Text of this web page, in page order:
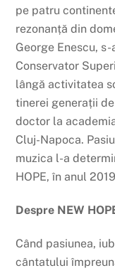
pe patru
rezonanță din
George Enescu,
Conservator
lângă activitatea
tinerei generații
doctor la
Cluj-Napoca.
muzica l-a
HOPE, în anul
Despre NEW
Când pasiunea,
cântatului